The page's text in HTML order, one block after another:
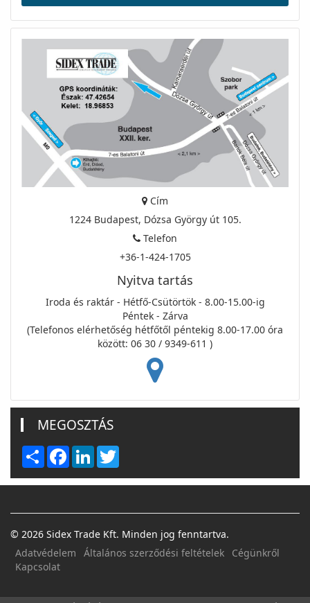
Cím
1224 Budapest, Dózsa György út 105.
Telefon
+36-1-424-1705
Nyitva tartás
Iroda és raktár - Hétfő-Csütörtök - 8.00-15.00-ig
Péntek - Zárva
(Telefonos elérhetőség hétfőtől péntekig 8.00-17.00 óra
között: 06 30 / 9349-611 )
MEGOSZTÁS
Share FacebookLinkedIn
© 2026 Sidex Trade Kft. Minden jog fenntartva.
Adatvédelem
Általános szerződési feltételek
Cégünkről
Kapcsolat